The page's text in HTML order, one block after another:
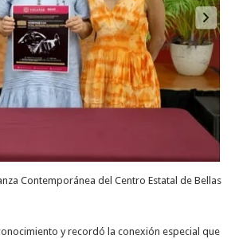
Contemporánea del Centro Estatal de Bellas
y recordó la conexión especial que